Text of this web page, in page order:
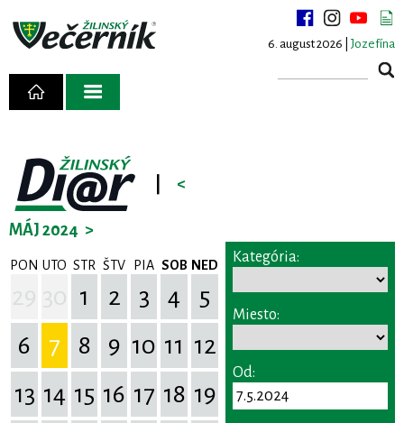
6. august 2026 | Jozefína
<
MÁJ 2024 >
PON UTO STR ŠTV PIA SOB NED
1 2 3 4
5
6
7 8 9 10 11 12
13 14 15 16 17 18 19
Kategória:
Miesto:
Od: